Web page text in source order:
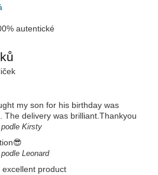
autentické
my son for his birthday was
The delivery was brilliant.Thankyou
Kirsty
Leonard
product